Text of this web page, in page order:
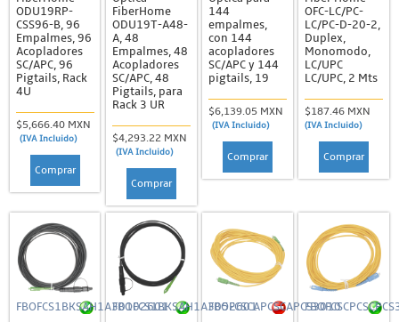
ODU19RP-
CSS96-B, 96
Empalmes, 96
Acopladores
SC/APC, 96
Pigtails, Rack
4U
$5,666.40 MXN
(IVA Incluido)
Comprar
FiberHome
ODU19T-A48-
A, 48
Empalmes, 48
Acopladores
SC/APC, 48
Pigtails, para
Rack 3 UR
$4,293.22 MXN
(IVA Incluido)
Comprar
144
empalmes,
con 144
acopladores
SC/APC y 144
pigtails, 19
$6,139.05 MXN
(IVA Incluido)
Comprar
OFC-LC/PC-
LC/PC-D-20-2,
Duplex,
Monomodo,
LC/UPC
LC/UPC, 2 Mts
$187.46 MXN
(IVA Incluido)
Comprar
FBOFCS1BKSAH1A30102601FBOFCS1BKSAH1A3052601FBOFCSCAPCSCAPCS3010